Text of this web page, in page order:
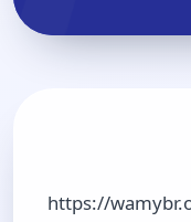
https://